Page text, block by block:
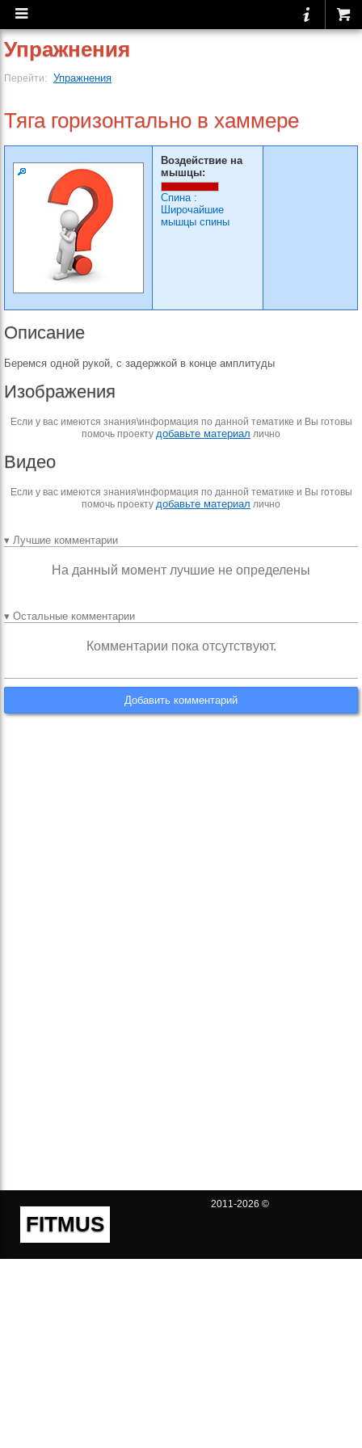
Упражнения
Перейти: Упражнения
Тяга горизонтально в хаммере
Воздействие на
мышцы:
Спина:
Широчайшие
мышцы спины
Описание
Беремся одной рукой, с задержкой в конце амплитуды
Изображения
Если у вас имеются знания\информация по данной тематике и Вы готовы
помочь проекту добавьте материал лично
Видео
Если у вас имеются знания\информация по данной тематике и Вы готовы
помочь проекту добавьте материал лично
▾ Лучшие комментарии
На данный момент лучшие не определены
▾ Остальные комментарии
Комментарии пока отсутствуют.
Добавить комментарий
FITMUS
2011-2026 ©